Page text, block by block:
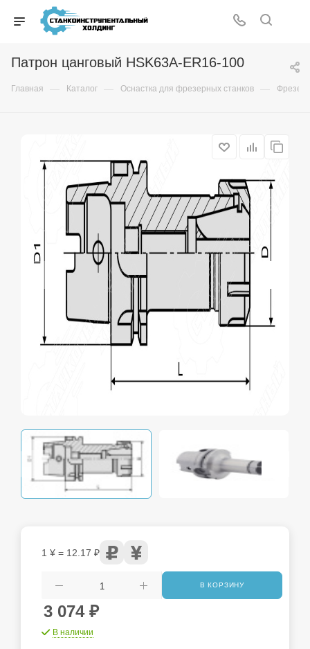
Патрон цанговый HSK63A-ER16-100
Главная — Каталог — Оснастка для фрезерных станков —
3 074₽
В наличии
1 ¥ = 12.17 ₽
В КОРЗИНУ